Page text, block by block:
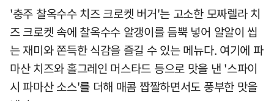
'충주 찰옥수수 치즈 크로켓 버거'는 고소한 모짜렐라 치
즈 크로켓 속에 찰옥수수 알갱이를 듬뿍 넣어 알알이 씹
는 재미와 쫀득한 식감을 즐길 수 있는 메뉴다. 여기에 파
마산 치즈와 홀그레인 머스타드 등으로 맛을 낸 '스파이
시 파마산 소스'를 더해 매콤 짭짤하면서도 풍부한 맛을